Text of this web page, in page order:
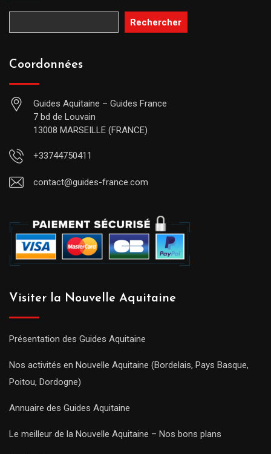
Rechercher
Coordonnées
Guides Aquitaine – Guides France
7 bd de Louvain
13008 MARSEILLE (FRANCE)
+33744750411
contact@guides-france.com
Visiter la Nouvelle Aquitaine
Présentation des Guides Aquitaine
Nos activités en Nouvelle Aquitaine (Bordelais, Pays Basque,
Poitou, Dordogne)
Annuaire des Guides Aquitaine
Le meilleur de la Nouvelle Aquitaine – Nos bons plans